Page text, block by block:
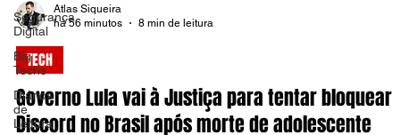
Segurança
Digital
Big
Techs
Diários
de
Leitura
Atlas Siqueira
há 56 minutos
8 min de leitura